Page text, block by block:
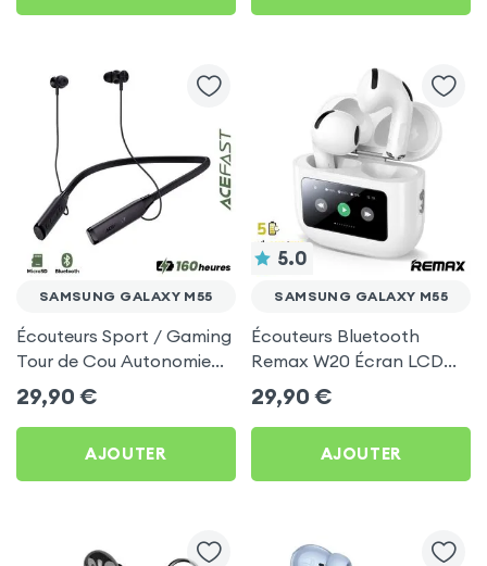
SAMSUNG GALAXY M55
Écouteurs Sport / Gaming
Tour de Cou Autonomie
160h Acefast pour
Samsung Galaxy M55
29,90 €
AJOUTER
5.0
SAMSUNG GALAXY M55
Écouteurs Bluetooth
Remax W20 Écran LCD
Full-Color pour Samsung
Galaxy M55
29,90 €
AJOUTER